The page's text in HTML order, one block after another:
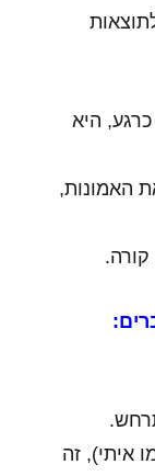
היא
האמונות,
איתי), זה